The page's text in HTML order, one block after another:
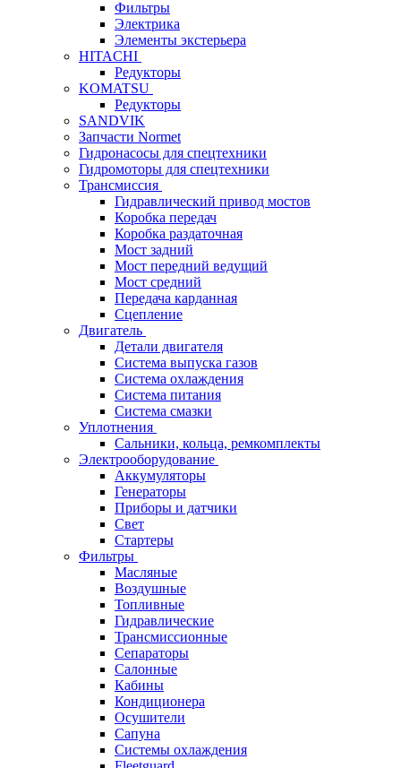
Фильтры
Электрика
Элементы экстерьера
HITACHI
Редукторы
KOMATSU
Редукторы
SANDVIK
Запчасти Normet
Гидронасосы для спецтехники
Гидромоторы для спецтехники
Трансмиссия
Гидравлический привод мостов
Коробка передач
Коробка раздаточная
Мост задний
Мост передний ведущий
Мост средний
Передача карданная
Сцепление
Двигатель
Детали двигателя
Система выпуска газов
Система охлаждения
Система питания
Система смазки
Уплотнения
Сальники, кольца, ремкомплекты
Электрооборудование
Аккумуляторы
Генераторы
Приборы и датчики
Свет
Стартеры
Фильтры
Масляные
Воздушные
Топливные
Гидравлические
Трансмиссионные
Сепараторы
Салонные
Кабины
Кондиционера
Осушители
Сапуна
Системы охлаждения